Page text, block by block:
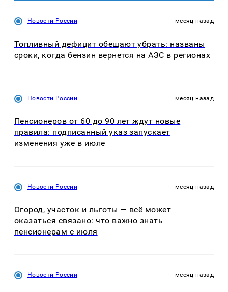
Новости России месяц назад
Топливный дефицит обещают убрать: названы
сроки, когда бензин вернется на АЗС в регионах
Новости России месяц назад
Пенсионеров от 60 до 90 лет ждут новые
правила: подписанный указ запускает
изменения уже в июле
Новости России месяц назад
Огород, участок и льготы — всё может
оказаться связано: что важно знать
пенсионерам с июля
Новости России месяц назад